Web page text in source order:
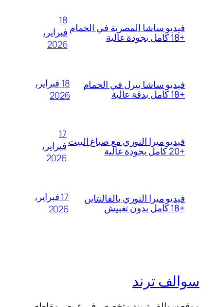
فيديو ساشا المصرية في الحمام
+18 كامل بجودة عالية
18
فبراير،
2026
فيديو ساشا بيرل في الحمام
+18 كامل بدقة عالية
18 فبراير،
2026
فيديو ميرا النوري مع صباغ البيت
+20 كامل بجودة عالية
17
فبراير،
2026
فيديو ميرا النوري بالفالنتاين
+18 كامل بدون تغبيش
17 فبراير،
2026
سوالف ترند